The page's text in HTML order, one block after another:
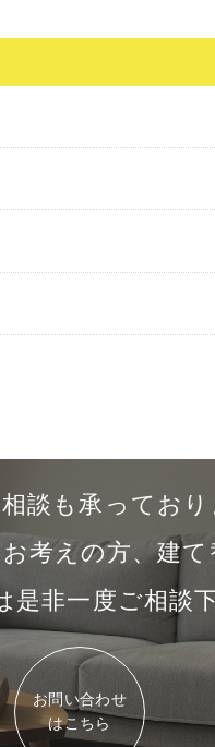
談も承っており
考えの方、建て
是非一度ご相談
お問い合わせ
はこちら